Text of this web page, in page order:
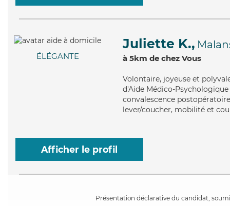
ÉLÉGANTE
Juliette K.,
à 5km de chez Vous
Volontaire, joyeuse et
d'Aide Médico-
convalescence
lever/coucher, mobilité et
Afficher le profil
Présentation déclarative du candidat,